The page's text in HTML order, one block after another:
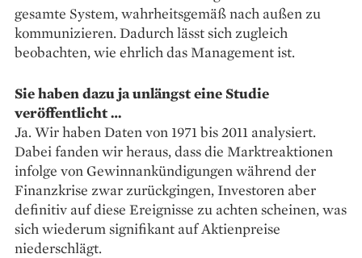
gesamte System, wahrheitsgemäß nach außen zu
kommunizieren. Dadurch lässt sich zugleich
beobachten, wie ehrlich das Management ist.
Sie haben dazu ja unlängst eine Studie
veröffentlicht …
Ja. Wir haben Daten von 1971 bis 2011 analysiert.
Dabei fanden wir heraus, dass die Marktreaktionen
infolge von Gewinnankündigungen während der
Finanzkrise zwar zurückgingen, Investoren aber
definitiv auf diese Ereignisse zu achten scheinen, was
sich wiederum signifikant auf Aktienpreise
niederschlägt.